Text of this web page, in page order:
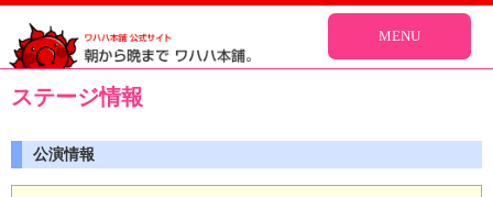
MENU
ステージ情報
公演情報